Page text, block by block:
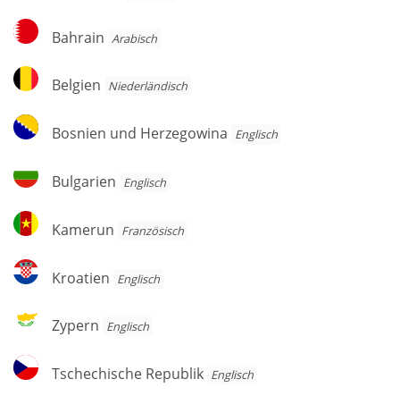
Bahrain
Bahrain Arabisch
Belgien
Belgien Niederländisch
Bosnien
und
Bosnien und Herzegowina Englisch
Bulgarien
Bulgarien Englisch
Kamerun
Kamerun Französisch
Kroatien
Kroatien Englisch
Zypern
Zypern Englisch
Tschechische
Republik
Tschechische Republik Englisch